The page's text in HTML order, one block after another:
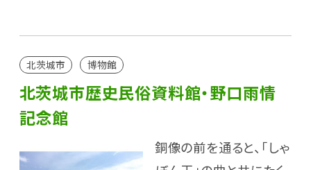
北茨城市 博物館
北茨城市歴史民俗資料館・野口雨情
記念館
銅像の前を通ると、「しゃ